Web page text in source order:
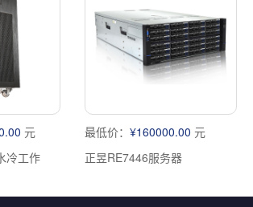
元
冷工作
最低价： ¥160000.00 元
正昱RE7446服务器